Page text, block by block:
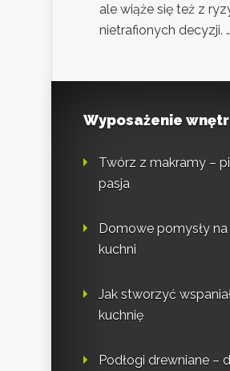
ale wiąże się też z
nietrafionych decyzji. …
Wyposażenie
Twórz z makramy –
pasja
Domowe pomysły
kuchni
Jak stworzyć
kuchnię
Podłogi drewniane –